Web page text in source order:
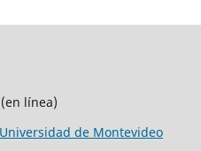
línea)
Universidad de Montevideo